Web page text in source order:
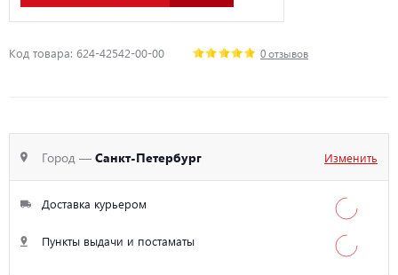
Код товара: 624-42542-00-00 0 отзывов
Город — Санкт-Петербург Изменить
Доставка курьером
Пункты выдачи и постаматы